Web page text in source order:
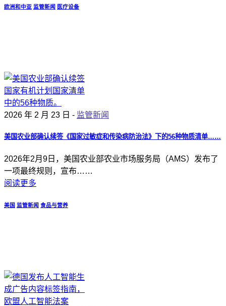
欧洲和中亚 监管新闻 医疗设备
2026 年 2 月 23 日 - 监管新闻
美国农业部确认续签《国家过敏症和传染病防治法》下的56种物质清单……
2026年2月9日，美国农业部农业市场服务局（AMS）发布了
一项最终规则，宣布……
阅读更多
美国 监管新闻 食品与营养